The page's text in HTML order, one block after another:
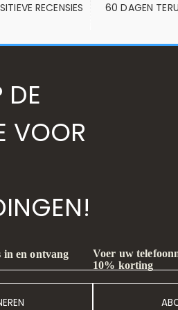
RECENSIES 60 DAGEN
DE
VOOR
in en ontvang
Voer uw
10% korting